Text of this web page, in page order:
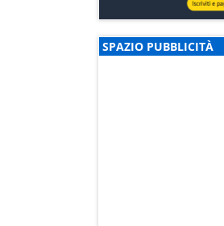
SPAZIO PUBBLICITÀ